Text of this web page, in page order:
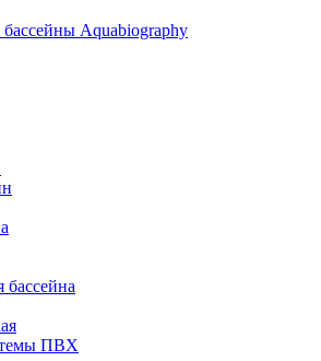
Aquabiography
бассейна
ПВХ